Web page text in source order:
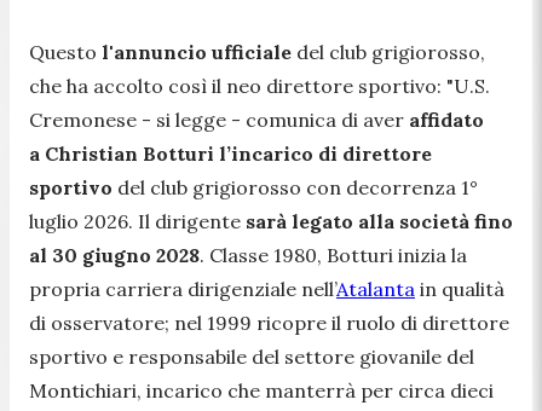
Questo l'annuncio ufficiale del club grigiorosso,
che ha accolto così il neo direttore sportivo: "U.S.
Cremonese - si legge - comunica di aver affidato
a Christian Botturi l’incarico di direttore
sportivo del club grigiorosso con decorrenza 1°
luglio 2026. Il dirigente sarà legato alla società fino
al 30 giugno 2028. Classe 1980, Botturi inizia la
propria carriera dirigenziale nell’Atalanta in qualità
di osservatore; nel 1999 ricopre il ruolo di direttore
sportivo e responsabile del settore giovanile del
Montichiari, incarico che manterrà per circa dieci